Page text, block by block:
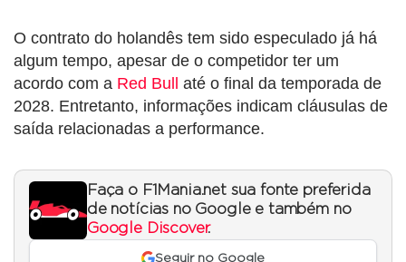
O contrato do holandês tem sido especulado já há
algum tempo, apesar de o competidor ter um
acordo com a Red Bull até o final da temporada de
2028. Entretanto, informações indicam cláusulas de
saída relacionadas a performance.
Faça o F1Mania.net sua fonte preferida
de notícias no Google e também no
Google Discover.
Seguir no Google